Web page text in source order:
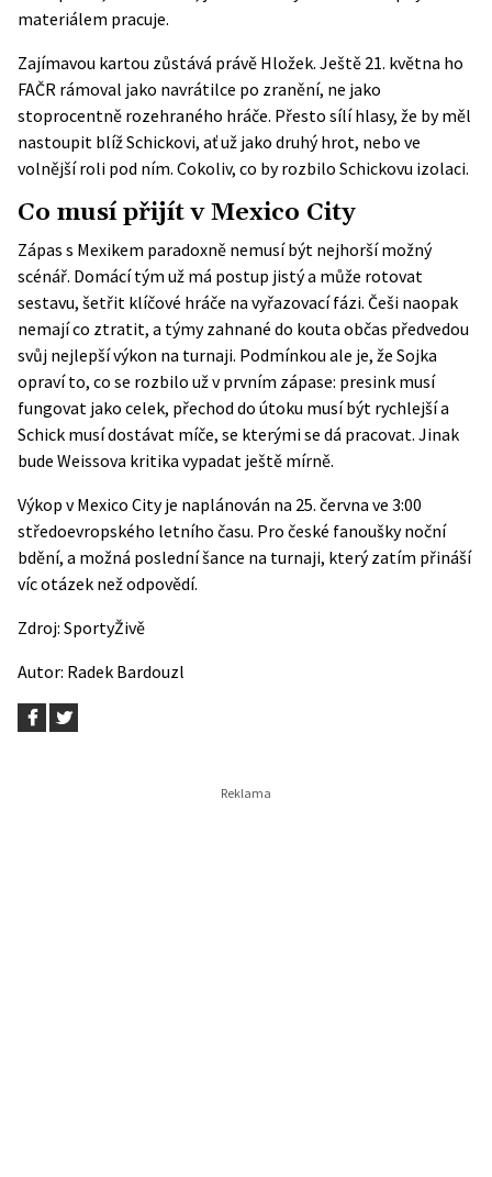
materiálem pracuje.
Zajímavou kartou zůstává právě Hložek. Ještě 21. května ho
FAČR rámoval jako navrátilce po zranění, ne jako
stoprocentně rozehraného hráče. Přesto sílí hlasy, že by měl
nastoupit blíž Schickovi, ať už jako druhý hrot, nebo ve
volnější roli pod ním. Cokoliv, co by rozbilo Schickovu izolaci.
Co musí přijít v Mexico City
Zápas s Mexikem paradoxně nemusí být nejhorší možný
scénář. Domácí tým už má postup jistý a může rotovat
sestavu, šetřit klíčové hráče na vyřazovací fázi. Češi naopak
nemají co ztratit, a týmy zahnané do kouta občas předvedou
svůj nejlepší výkon na turnaji. Podmínkou ale je, že Sojka
opraví to, co se rozbilo už v prvním zápase: presink musí
fungovat jako celek, přechod do útoku musí být rychlejší a
Schick musí dostávat míče, se kterými se dá pracovat. Jinak
bude Weissova kritika vypadat ještě mírně.
Výkop v Mexico City je naplánován na 25. června ve 3:00
středoevropského letního času. Pro české fanoušky noční
bdění, a možná poslední šance na turnaji, který zatím přináší
víc otázek než odpovědí.
Zdroj: SportyŽivě
Autor: Radek Bardouzl